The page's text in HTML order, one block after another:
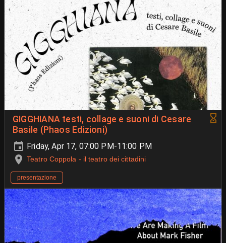
GIGGHIANA testi, collage e suoni di Cesare
Basile (Phaos Edizioni)
Friday, Apr 17, 07:00 PM-11:00 PM
Teatro Coppola - il teatro dei cittadini
presentazione